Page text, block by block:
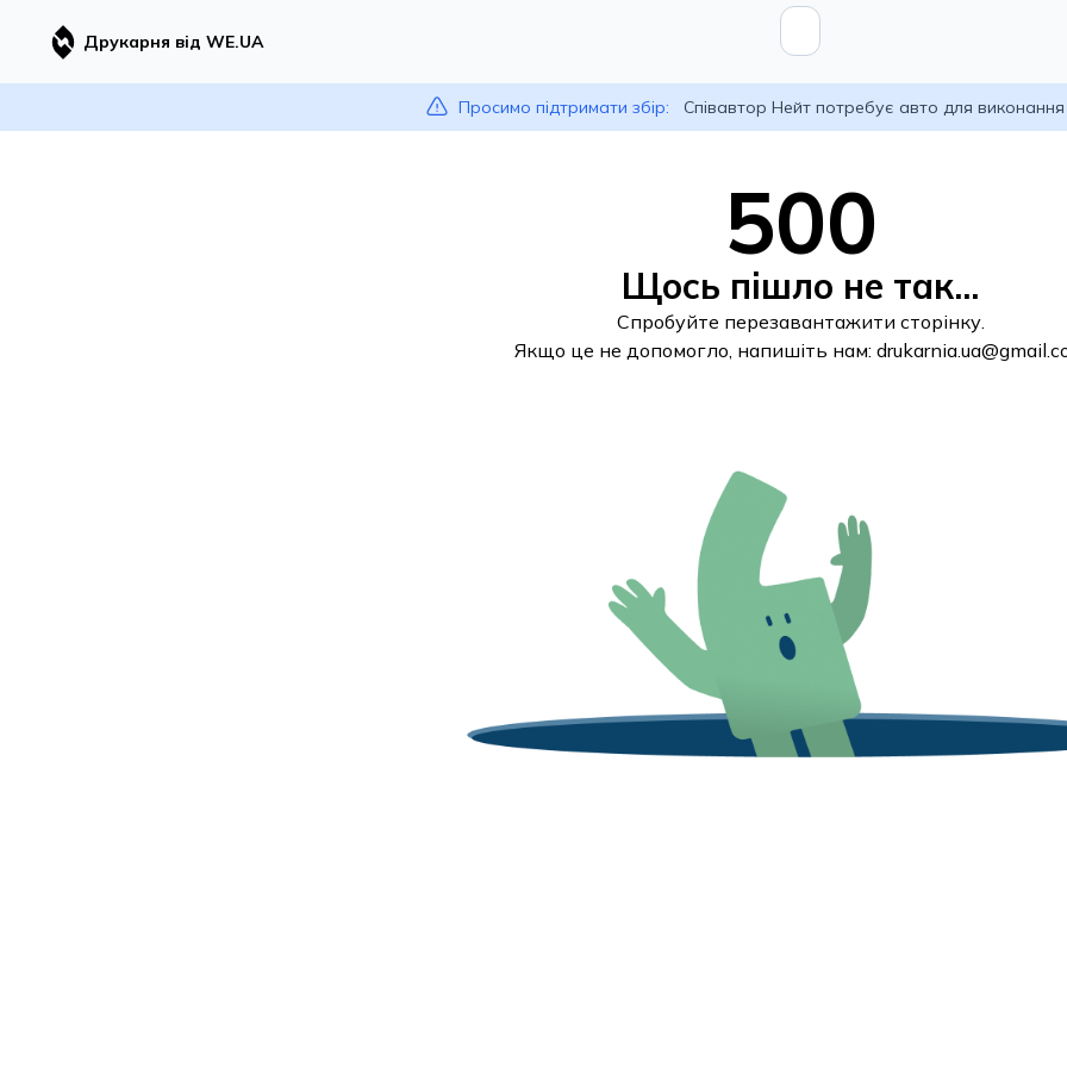
Друкарня від WE.UA
Просимо підтримати збір: Співавтор Нейт потребує авто для
500
Щось пішло не так...
Спробуйте перезавантажити сторінку.
Якщо це не допомогло, напишіть нам: